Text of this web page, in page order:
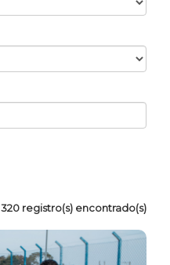
320 registro(s) encontrado(s)